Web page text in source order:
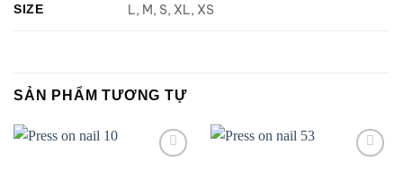
SIZE L, M, S, XL, XS
SẢN PHẨM TƯƠNG TỰ